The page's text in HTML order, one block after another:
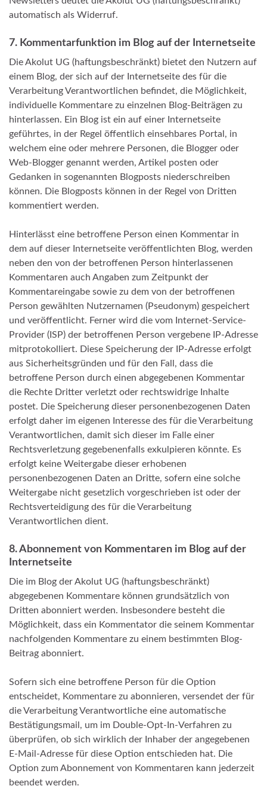
automatisch als Widerruf.
7. Kommentarfunktion im Blog auf der Internetseite
Die Akolut UG (haftungsbeschränkt) bietet den Nutzern auf
einem Blog, der sich auf der Internetseite des für die
Verarbeitung Verantwortlichen befindet, die Möglichkeit,
individuelle Kommentare zu einzelnen Blog-Beiträgen zu
hinterlassen. Ein Blog ist ein auf einer Internetseite
geführtes, in der Regel öffentlich einsehbares Portal, in
welchem eine oder mehrere Personen, die Blogger oder
Web-Blogger genannt werden, Artikel posten oder
Gedanken in sogenannten Blogposts niederschreiben
können. Die Blogposts können in der Regel von Dritten
kommentiert werden.
Hinterlässt eine betroffene Person einen Kommentar in
dem auf dieser Internetseite veröffentlichten Blog, werden
neben den von der betroffenen Person hinterlassenen
Kommentaren auch Angaben zum Zeitpunkt der
Kommentareingabe sowie zu dem von der betroffenen
Person gewählten Nutzernamen (Pseudonym) gespeichert
und veröffentlicht. Ferner wird die vom Internet-Service-
Provider (ISP) der betroffenen Person vergebene IP-Adresse
mitprotokolliert. Diese Speicherung der IP-Adresse erfolgt
aus Sicherheitsgründen und für den Fall, dass die
betroffene Person durch einen abgegebenen Kommentar
die Rechte Dritter verletzt oder rechtswidrige Inhalte
postet. Die Speicherung dieser personenbezogenen Daten
erfolgt daher im eigenen Interesse des für die Verarbeitung
Verantwortlichen, damit sich dieser im Falle einer
Rechtsverletzung gegebenenfalls exkulpieren könnte. Es
erfolgt keine Weitergabe dieser erhobenen
personenbezogenen Daten an Dritte, sofern eine solche
Weitergabe nicht gesetzlich vorgeschrieben ist oder der
Rechtsverteidigung des für die Verarbeitung
Verantwortlichen dient.
8. Abonnement von Kommentaren im Blog auf der
Internetseite
Die im Blog der Akolut UG (haftungsbeschränkt)
abgegebenen Kommentare können grundsätzlich von
Dritten abonniert werden. Insbesondere besteht die
Möglichkeit, dass ein Kommentator die seinem Kommentar
nachfolgenden Kommentare zu einem bestimmten Blog-
Beitrag abonniert.
Sofern sich eine betroffene Person für die Option
entscheidet, Kommentare zu abonnieren, versendet der für
die Verarbeitung Verantwortliche eine automatische
Bestätigungsmail, um im Double-Opt-In-Verfahren zu
überprüfen, ob sich wirklich der Inhaber der angegebenen
E-Mail-Adresse für diese Option entschieden hat. Die
Option zum Abonnement von Kommentaren kann jederzeit
beendet werden.